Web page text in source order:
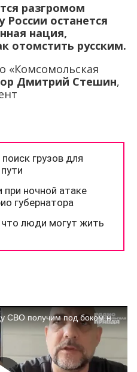
разгромом
останется
нация,
отомстить русским.
«Комсомольская
Дмитрий Стешин,